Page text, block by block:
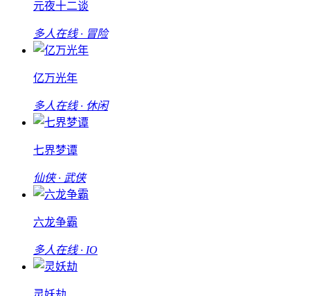
元夜十二谈
多人在线 · 冒险
亿万光年
多人在线 · 休闲
七界梦谭
仙侠 · 武侠
六龙争霸
多人在线 · IO